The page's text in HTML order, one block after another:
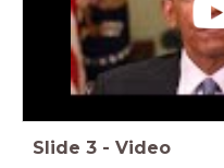
Slide 3 - Video